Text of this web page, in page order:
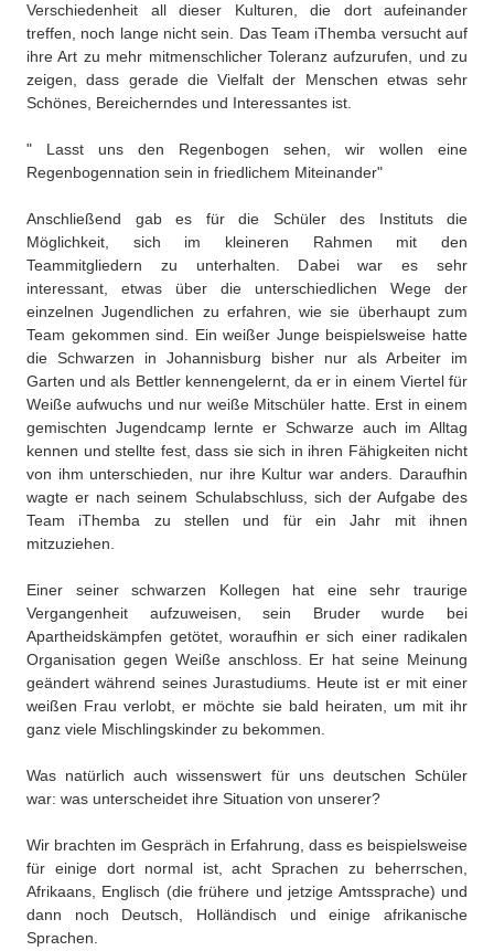
Verschiedenheit all dieser Kulturen, die dort aufeinander
treffen, noch lange nicht sein. Das Team iThemba versucht auf
ihre Art zu mehr mitmenschlicher Toleranz aufzurufen, und zu
zeigen, dass gerade die Vielfalt der Menschen etwas sehr
Schönes, Bereicherndes und Interessantes ist.
" Lasst uns den Regenbogen sehen, wir wollen eine
Regenbogennation sein in friedlichem Miteinander"
Anschließend gab es für die Schüler des Instituts die
Möglichkeit, sich im kleineren Rahmen mit den
Teammitgliedern zu unterhalten. Dabei war es sehr
interessant, etwas über die unterschiedlichen Wege der
einzelnen Jugendlichen zu erfahren, wie sie überhaupt zum
Team gekommen sind. Ein weißer Junge beispielsweise hatte
die Schwarzen in Johannisburg bisher nur als Arbeiter im
Garten und als Bettler kennengelernt, da er in einem Viertel für
Weiße aufwuchs und nur weiße Mitschüler hatte. Erst in einem
gemischten Jugendcamp lernte er Schwarze auch im Alltag
kennen und stellte fest, dass sie sich in ihren Fähigkeiten nicht
von ihm unterschieden, nur ihre Kultur war anders. Daraufhin
wagte er nach seinem Schulabschluss, sich der Aufgabe des
Team iThemba zu stellen und für ein Jahr mit ihnen
mitzuziehen.
Einer seiner schwarzen Kollegen hat eine sehr traurige
Vergangenheit aufzuweisen, sein Bruder wurde bei
Apartheidskämpfen getötet, woraufhin er sich einer radikalen
Organisation gegen Weiße anschloss. Er hat seine Meinung
geändert während seines Jurastudiums. Heute ist er mit einer
weißen Frau verlobt, er möchte sie bald heiraten, um mit ihr
ganz viele Mischlingskinder zu bekommen.
Was natürlich auch wissenswert für uns deutschen Schüler
war: was unterscheidet ihre Situation von unserer?
Wir brachten im Gespräch in Erfahrung, dass es beispielsweise
für einige dort normal ist, acht Sprachen zu beherrschen,
Afrikaans, Englisch (die frühere und jetzige Amtssprache) und
dann noch Deutsch, Holländisch und einige afrikanische
Sprachen.